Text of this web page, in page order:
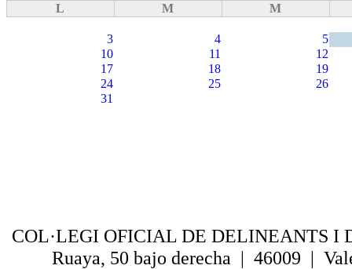
L
M M
3 4
5
10
11
12
17
18
19
24
25
26
31
COL·LEGI OFICIAL DE DELINEANTS I
Ruaya, 50 bajo derecha | 46009 |